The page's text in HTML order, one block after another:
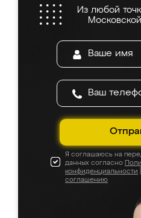
Из любой
Я соглашаюсь на
данных согласно
конфиденциальности
соглашению